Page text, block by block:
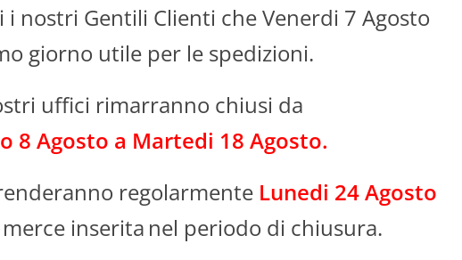
Tipo di fonte di alimentazione:Cigar
30 PIN CARICABATTERIE DA RETE RETRATTILE 80 CM 2.1A BIANCO
398686
ITALIA
0816983010253
EUIPADWALLW
Compatibilità
Disponibilità:
Non Disponibile
Prezzo:
Evasione Articolo:
nostri Gentili Clienti che Venerdi 7 Agosto
giorno utile per le spedizioni.
uffici rimarranno chiusi da
8 Agosto a Martedi 18 Agosto.
regolarmente Lunedi 24 Agosto
inserita nel periodo di chiusura.